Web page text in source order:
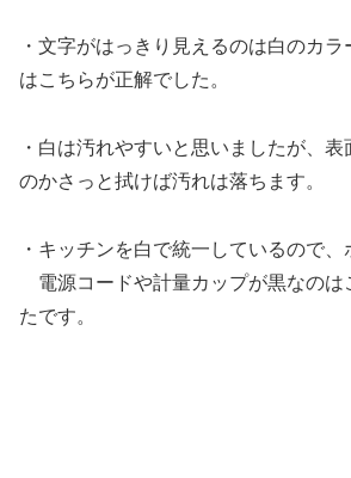
・文字がはっきり見えるのは白のカ
はこちらが正解でした。
・白は汚れやすいと思いましたが、
のかさっと拭けば汚れは落ちます。
・キッチンを白で統一しているので、
電源コードや計量カップが黒なのは
たです。